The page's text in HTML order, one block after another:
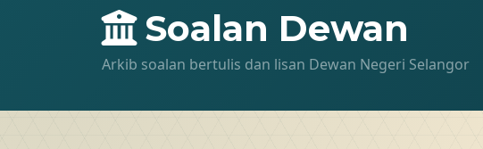
Soalan Dewan
Arkib soalan bertulis dan lisan Dewan Negeri Selangor